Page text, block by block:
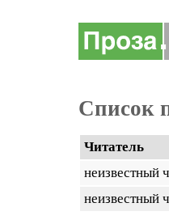
Список
Читатель
неизвестный
неизвестный